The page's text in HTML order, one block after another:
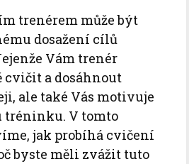
trenérem může být
dosažení cílů
Vám trenér
cvičit a dosáhnout
ale také Vás motivuje
tréninku. V tomto
jak probíhá cvičení
byste měli zvážit tuto